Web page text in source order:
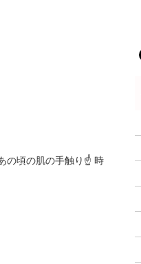
の頃の肌の手触り☝️ 時